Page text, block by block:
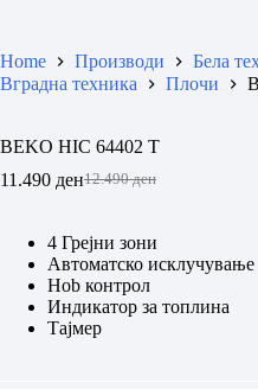
Home Производи
Бела
Вградна техника
Плочи
BEKO HIC 64402 T
12.490ден
Original
12.490 ден.
11.490 денCurrent
11.490 ден.
4 Грејни зони
Автоматско исклучување
Hob контрол
Индикатор за топлина
Tајмер